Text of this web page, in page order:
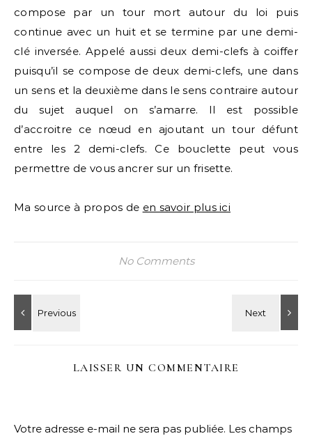
compose par un tour mort autour du loi puis
continue avec un huit et se termine par une demi-
clé inversée. Appelé aussi deux demi-clefs à coiffer
puisqu’il se compose de deux demi-clefs, une dans
un sens et la deuxième dans le sens contraire autour
du sujet auquel on s’amarre. Il est possible
d’accroitre ce nœud en ajoutant un tour défunt
entre les 2 demi-clefs. Ce bouclette peut vous
permettre de vous ancrer sur un frisette.
Ma source à propos de en savoir plus ici
No Comments
LAISSER UN COMMENTAIRE
Votre adresse e-mail ne sera pas publiée. Les champs